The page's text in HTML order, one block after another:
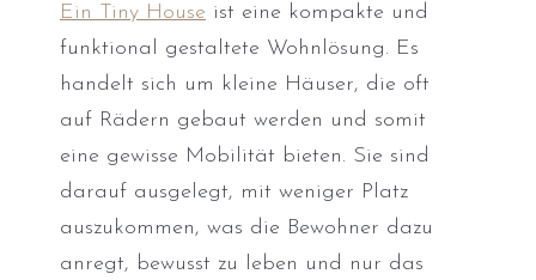
Ein Tiny House ist eine kompakte und
funktional gestaltete Wohnlösung. Es
handelt sich um kleine Häuser, die oft
auf Rädern gebaut werden und somit
eine gewisse Mobilität bieten. Sie sind
darauf ausgelegt, mit weniger Platz
auszukommen, was die Bewohner dazu
anregt, bewusst zu leben und nur das